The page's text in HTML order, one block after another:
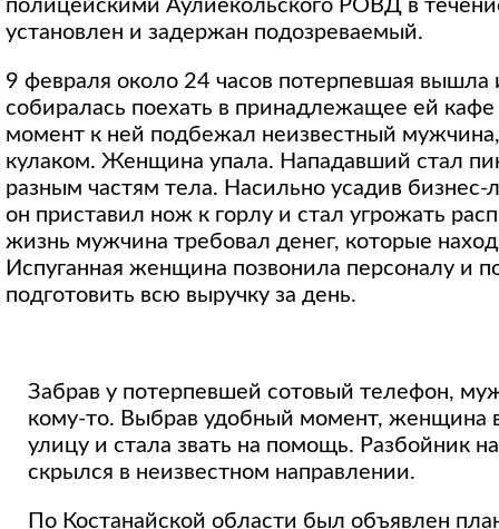
полицейскими Аулиекольского РОВД в
установлен и задержан подозреваемый.
9 февраля около 24 часов потерпевшая вышла
собиралась поехать в принадлежащее ей кафе
момент к ней подбежал неизвестный
кулаком. Женщина упала. Нападавший стал
разным частям тела. Насильно усадив бизнес-
он приставил нож к горлу и стал угрожать
жизнь мужчина требовал денег, которые
Испуганная женщина позвонила персоналу и
подготовить всю выручку за день.
Забрав у потерпевшей сотовый телефон,
кому-то. Выбрав удобный момент, женщина
улицу и стала звать на помощь. Разбойник
скрылся в неизвестном направлении.
По Костанайской области был объявлен